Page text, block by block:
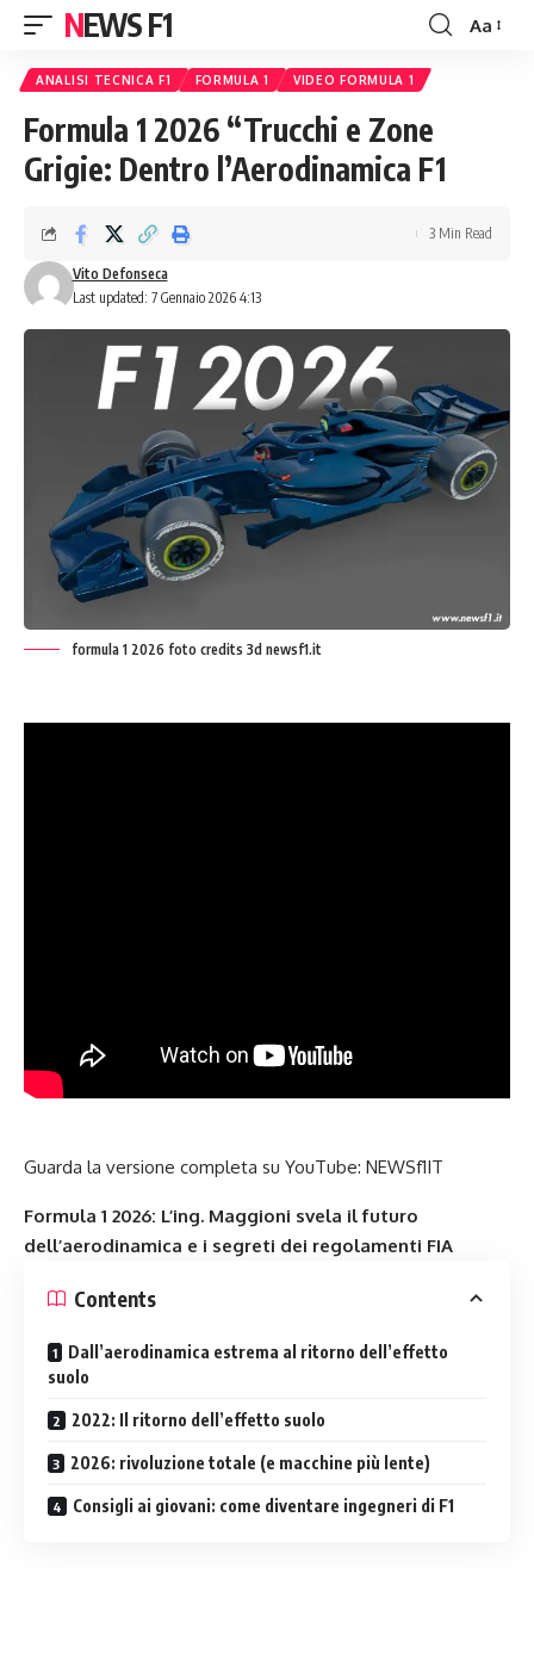
NEWS F1
Font
Aa
ANALISI TECNICA F1 FORMULA 1 VIDEO FORMULA 1
Formula 1 2026 “Trucchi e Zone
Grigie: Dentro l’Aerodinamica F1
Last updated: 7 Gennaio 2026 4:13
Vito Defonseca
3 Min Read
formula 1 2026 foto credits 3d newsf1.it
Guarda la versione completa su YouTube: NEWSf1IT
Formula 1 2026: L’ing. Maggioni svela il futuro
dell’aerodinamica e i segreti dei regolamenti FIA
Contents
Dall’aerodinamica estrema al ritorno dell’effetto
suolo
2022: Il ritorno dell’effetto suolo
2026: rivoluzione totale (e macchine più lente)
Consigli ai giovani: come diventare ingegneri di F1